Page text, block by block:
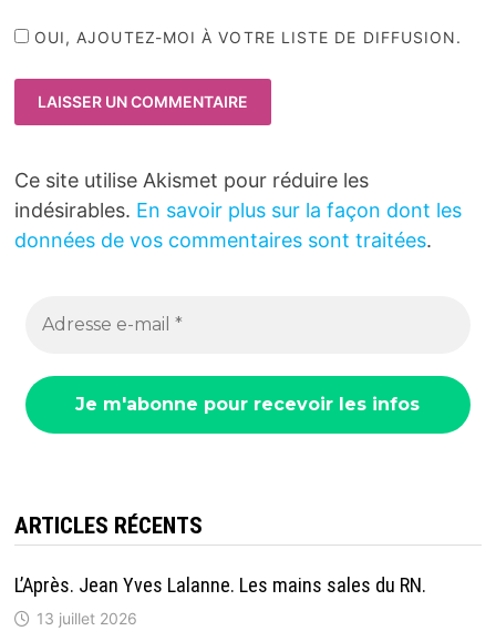
OUI, AJOUTEZ-MOI À VOTRE LISTE DE DIFFUSION.
Ce site utilise Akismet pour réduire les
indésirables. En savoir plus sur la façon dont les
données de vos commentaires sont traitées.
ARTICLES RÉCENTS
L’Après. Jean Yves Lalanne. Les mains sales du RN.
13 juillet 2026